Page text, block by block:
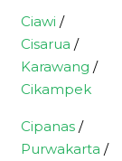
Ciawi /
Cisarua /
Karawang /
Cikampek
Cipanas /
Purwakarta /